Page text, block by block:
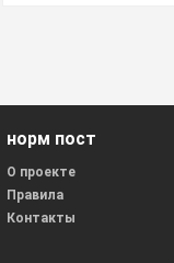
норм пост
О проекте
Правила
Контакты